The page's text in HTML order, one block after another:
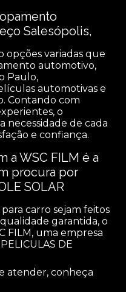
Salesópolis,
opções variadas que
automotivo,
Paulo,
automotivas e
Contando com
o
de cada
e confiança.
a WSC FILM é a
procura por
SOLAR
carro sejam feitos
garantida, o
FILM, uma empresa
DE
atender, conheça